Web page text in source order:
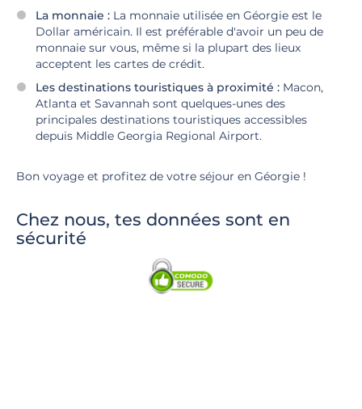
La monnaie : La monnaie utilisée en Géorgie est le
Dollar américain. Il est préférable d'avoir un peu de
monnaie sur vous, même si la plupart des lieux
acceptent les cartes de crédit.
Les destinations touristiques à proximité : Macon,
Atlanta et Savannah sont quelques-unes des
principales destinations touristiques accessibles
depuis Middle Georgia Regional Airport.
Bon voyage et profitez de votre séjour en Géorgie !
Chez nous, tes données sont en
sécurité